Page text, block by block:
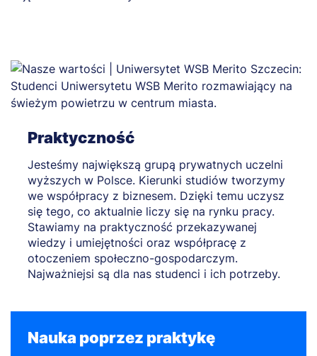
Praktyczność
Jesteśmy największą grupą prywatnych uczelni
wyższych w Polsce. Kierunki studiów tworzymy
we współpracy z biznesem. Dzięki temu uczysz
się tego, co aktualnie liczy się na rynku pracy.
Stawiamy na praktyczność przekazywanej
wiedzy i umiejętności oraz współpracę z
otoczeniem społeczno-gospodarczym.
Najważniejsi są dla nas studenci i ich potrzeby.
Nauka poprzez praktykę